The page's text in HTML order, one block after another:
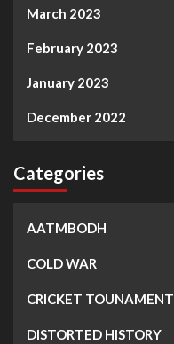
March 2023
February 2023
January 2023
December 2022
Categories
AATMBODH
COLD WAR
CRICKET TOUNAMENT
DISTORTED HISTORY